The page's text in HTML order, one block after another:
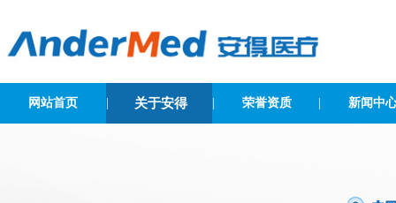
网站首页 关于安得 荣誉资质 新闻中